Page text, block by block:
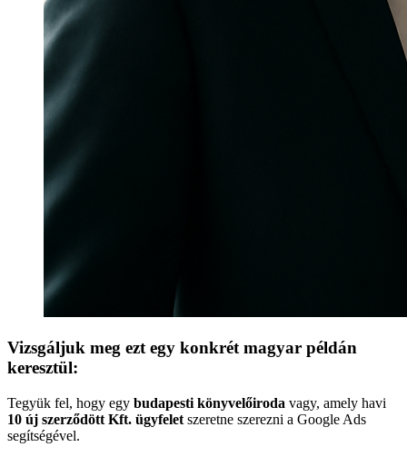
Vizsgáljuk meg ezt egy konkrét magyar példán
keresztül:
Tegyük fel, hogy egy budapesti könyvelőiroda vagy, amely havi
10 új szerződött Kft. ügyfelet szeretne szerezni a Google Ads
segítségével.